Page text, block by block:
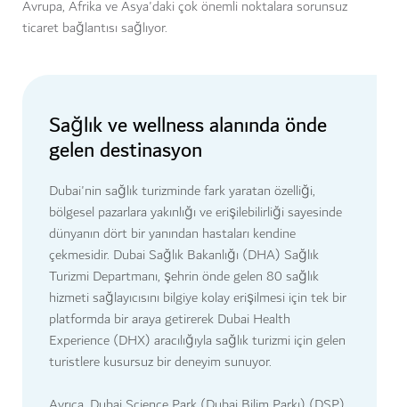
Avrupa, Afrika ve Asya'daki çok önemli noktalara sorunsuz
ticaret bağlantısı sağlıyor.
Sağlık ve wellness alanında önde
gelen destinasyon
Dubai'nin sağlık turizminde fark yaratan özelliği,
bölgesel pazarlara yakınlığı ve erişilebilirliği sayesinde
dünyanın dört bir yanından hastaları kendine
çekmesidir. Dubai Sağlık Bakanlığı (DHA) Sağlık
Turizmi Departmanı, şehrin önde gelen 80 sağlık
hizmeti sağlayıcısını bilgiye kolay erişilmesi için tek bir
platformda bir araya getirerek Dubai Health
Experience (DHX) aracılığıyla sağlık turizmi için gelen
turistlere kusursuz bir deneyim sunuyor.